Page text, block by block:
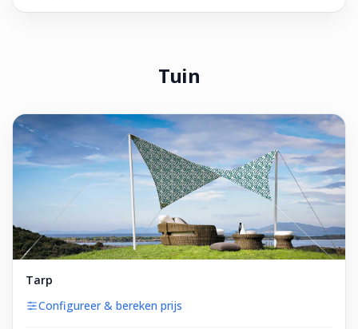
Tuin
Tarp
Configureer & bereken prijs